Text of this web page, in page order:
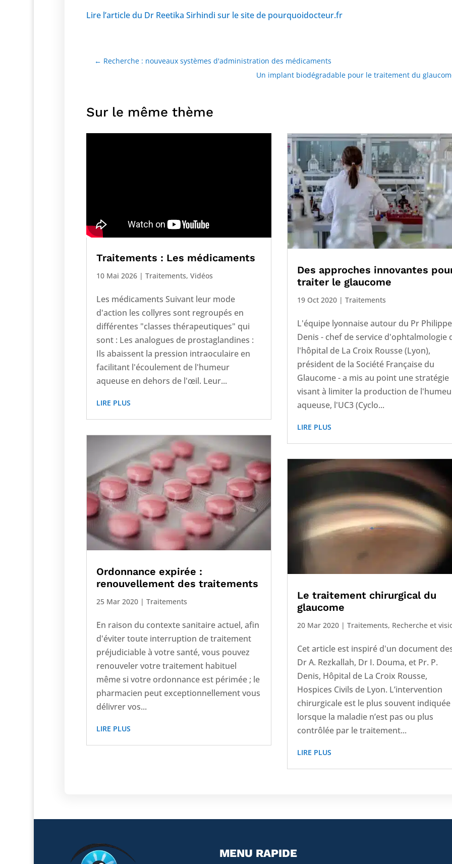
Lire l’article du Dr Reetika Sirhindi sur le site de pourquoidocteur.fr
← Recherche : nouveaux systèmes d'administration des médicaments
Un implant biodégradable pour le traitement du
Sur le même thème
Traitements : Les médicaments
10 Mai 2026 |Traitements,Vidéos
Les médicaments Suivant leur mode
d'action les collyres sont regroupés en
différentes "classes thérapeutiques" qui
sont : Les analogues de prostaglandines :
Ils abaissent la pression intraoculaire en
facilitant l'écoulement de l'humeur
aqueuse en dehors de l'œil. Leur...
LIRE PLUS
Ordonnance expirée :
renouvellement des traitements
25 Mar 2020 |Traitements
En raison du contexte sanitaire actuel, afin
d'éviter toute interruption de traitement
préjudiciable à votre santé, vous pouvez
renouveler votre traitement habituel
même si votre ordonnance est périmée ; le
pharmacien peut exceptionnellement vous
délivrer vos...
LIRE PLUS
Des approches innovantes
traiter le glaucome
19 Oct 2020 |Traitements
L'équipe lyonnaise autour du Pr Philippe
Denis - chef de service d'ophtalmologie
l'hôpital de La Croix Rousse (Lyon),
président de la Société Française du
Glaucome - a mis au point une stratégie
visant à limiter la production de
aqueuse, l'UC3 (Cyclo...
LIRE PLUS
Le traitement chirurgical du
glaucome
20 Mar 2020 |Traitements, Recherche et
Cet article est inspiré d'un document
Dr A. Rezkallah, Dr I. Douma, et Pr. P.
Denis, Hôpital de La Croix Rousse,
Hospices Civils de Lyon. L’intervention
chirurgicale est le plus souvent indiquée
lorsque la maladie n’est pas ou plus
contrôlée par le traitement...
LIRE PLUS
MENU RAPIDE